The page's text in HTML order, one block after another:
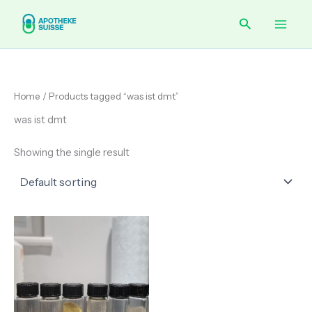
content
Search
Home / Products tagged “was ist dmt”
was ist dmt
Showing the single result
Price
range:
€ 150.00